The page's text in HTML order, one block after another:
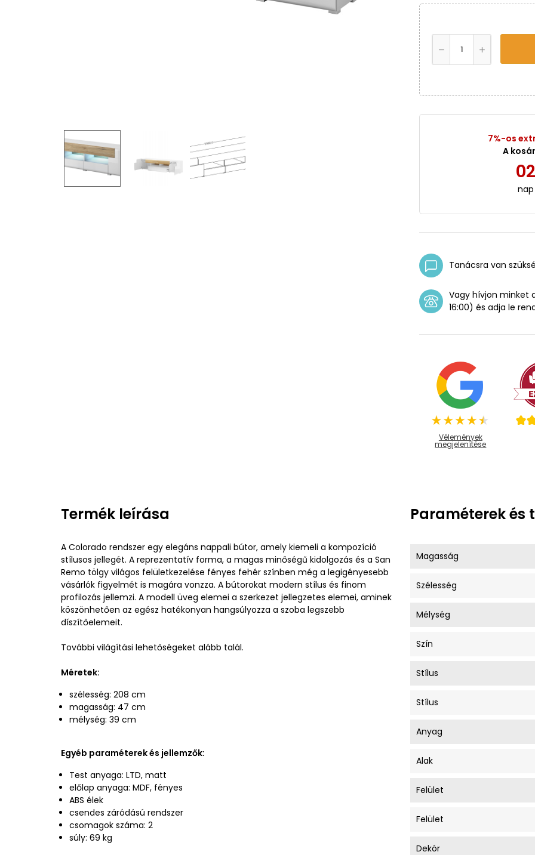
7%-os
A
02
nap
Tanácsra van
Vagy hívjon minket
16:00) és adja le
Vélemények
megjelenítése
Termék leírása
A Colorado rendszer egy elegáns nappali bútor, amely kiemeli a kompozíció
stílusos jellegét. A reprezentatív forma, a magas minőségű kidolgozás és a San
Remo tölgy világos felületkezelése fényes fehér színben még a legigényesebb
vásárlók figyelmét is magára vonzza. A bútorokat modern stílus és finom
profilozás jellemzi. A modell üveg elemei a szerkezet jellegzetes elemei, aminek
köszönhetően az egész hatékonyan hangsúlyozza a szoba legszebb
díszítőelemeit.
További világítási lehetőségeket alább talál.
Méretek:
szélesség: 208 cm
magasság: 47 cm
mélység: 39 cm
Egyéb paraméterek és jellemzők:
Test anyaga: LTD, matt
előlap anyaga: MDF, fényes
ABS élek
csendes záródású rendszer
csomagok száma: 2
súly: 69 kg
Paraméterek
Magasság
Szélesség
Mélység
Szín
Stílus
Stílus
Anyag
Alak
Felület
Felület
Dekór